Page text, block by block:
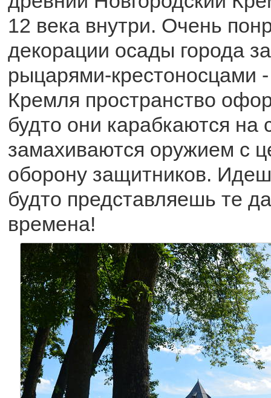
12 века внутри. Очень
декорации осады города
рыцарями-крестоносцами
Кремля пространство
будто они карабкаются на
замахиваются оружием с
оборону защитников.
будто представляешь те
времена!